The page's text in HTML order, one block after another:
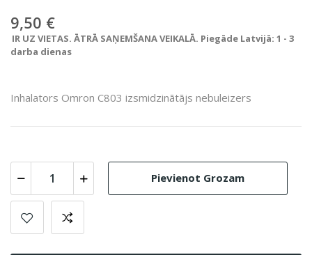
9,50 €
IR UZ VIETAS. ĀTRĀ SAŅEMŠANA VEIKALĀ. Piegāde Latvijā: 1 - 3
darba dienas
Inhalators Omron C803 izsmidzinātājs nebuleizers
Pievienot Grozam